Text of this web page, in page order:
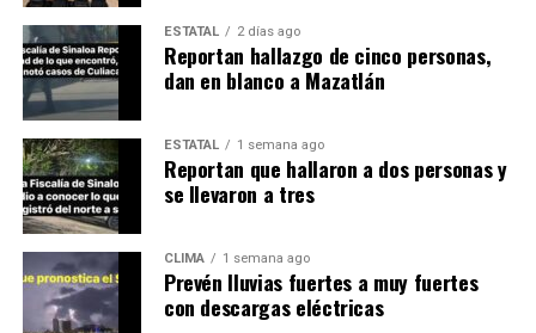
ESTATAL 2 días ago
Reportan hallazgo de cinco personas,
dan en blanco a Mazatlán
ESTATAL 1 semana ago
Reportan que hallaron a dos personas y
se llevaron a tres
CLIMA 1 semana ago
Prevén lluvias fuertes a muy fuertes
con descargas eléctricas